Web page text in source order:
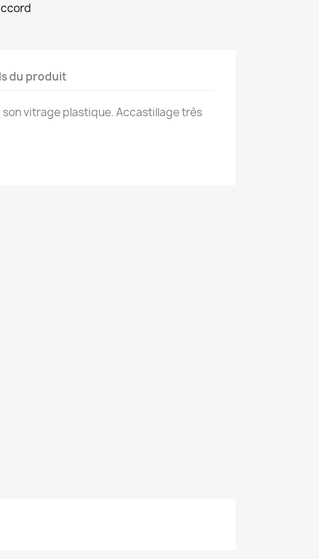
du produit
son vitrage plastique. Accastillage très